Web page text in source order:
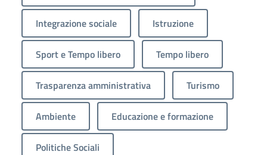
Integrazione sociale Istruzione
Sport e Tempo libero Tempo libero
Trasparenza amministrativa Turismo
Ambiente Educazione e formazione
Politiche Sociali